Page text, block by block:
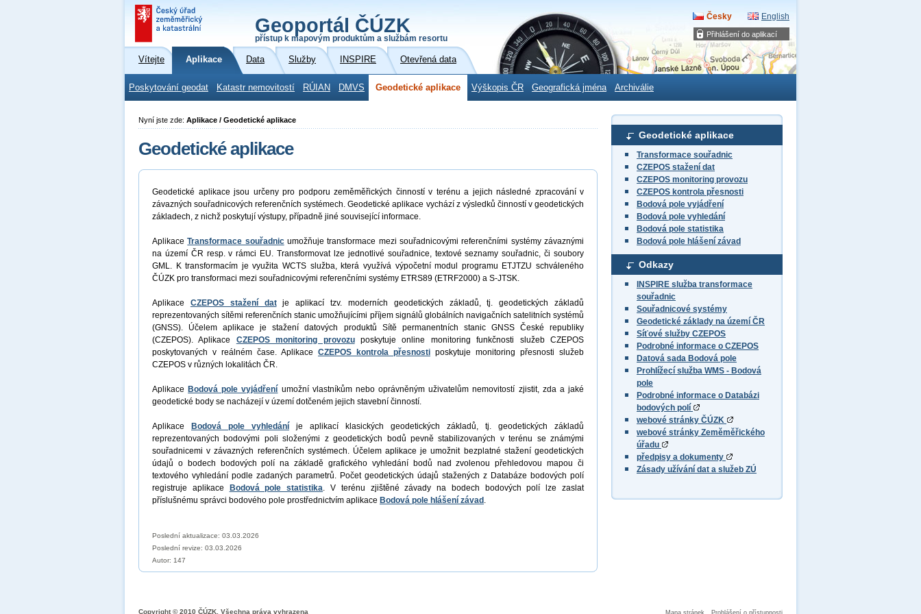
Přihlášení do aplikací
Geoportál ČÚZK
přístup k mapovým produktům a službám resortu
Česky English
Vítejte Aplikace Data Služby INSPIRE Otevřená data
Poskytování geodat Katastr nemovitostí RÚIAN DMVS Geodetické aplikace Výškopis ČR Geografická jména Archiválie
Geodetické aplikace
Transformace souřadnic
CZEPOS stažení dat
CZEPOS monitoring provozu
CZEPOS kontrola přesnosti
Bodová pole vyjádření
Bodová pole vyhledání
Bodová pole statistika
Bodová pole hlášení závad
Odkazy
INSPIRE služba transformace
souřadnic
Souřadnicové systémy
Geodetické základy na území ČR
Síťové služby CZEPOS
Podrobné informace o CZEPOS
Datová sada Bodová pole
Prohlížecí služba WMS - Bodová
pole
Podrobné informace o Databázi
bodových polí
webové stránky ČÚZK
webové stránky Zeměměřického
úřadu
předpisy a dokumenty
Zásady užívání dat a služeb ZÚ
Nyní jste zde: Aplikace / Geodetické aplikace
Geodetické aplikace
Geodetické aplikace jsou určeny pro podporu zeměměřických činností v terénu a jejich následné zpracování v
závazných souřadnicových referenčních systémech. Geodetické aplikace vychází z výsledků činností v geodetických
základech, z nichž poskytují výstupy, případně jiné související informace.
AplikaceTransformace souřadnicumožňuje transformace mezi souřadnicovými referenčními systémy závaznými
na území ČR resp. v rámci EU. Transformovat lze jednotlivé souřadnice, textové seznamy souřadnic, či soubory
GML. K transformacím je využita WCTS služba, která využívá výpočetní modul programu ETJTZU schváleného
ČÚZK pro transformaci mezi souřadnicovými referenčními systémy ETRS89 (ETRF2000) a S-JTSK.
Aplikace CZEPOS stažení datje aplikací tzv. moderních geodetických základů, tj. geodetických základů
reprezentovaných sítěmi referenčních stanic umožňujícími příjem signálů globálních navigačních satelitních systémů
(GNSS). Účelem aplikace je stažení datových produktů Sítě permanentních stanic GNSS České republiky
(CZEPOS). Aplikace CZEPOS monitoring provozuposkytuje online monitoring funkčnosti služeb CZEPOS
poskytovaných v reálném čase. Aplikace CZEPOS kontrola přesnosti poskytuje monitoring přesnosti služeb
CZEPOS v různých lokalitách ČR.
Aplikace Bodová pole vyjádření umožní vlastníkům nebo oprávněným uživatelům nemovitostí zjistit, zda a jaké
geodetické body se nacházejí v území dotčeném jejich stavební činností.
Aplikace Bodová pole vyhledání je aplikací klasických geodetických základů, tj. geodetických základů
reprezentovaných bodovými poli složenými z geodetických bodů pevně stabilizovaných v terénu se známými
souřadnicemi v závazných referenčních systémech. Účelem aplikace je umožnit bezplatné stažení geodetických
údajů o bodech bodových polí na základě grafického vyhledání bodů nad zvolenou přehledovou mapou či
textového vyhledání podle zadaných parametrů. Počet geodetických údajů stažených z Databáze bodových polí
registruje aplikace
Bodová pole statistika. V terénu zjištěné závady na bodech bodových polí lze zaslat
příslušnému správci bodového pole prostřednictvím aplikace Bodová pole hlášení závad .
Poslední aktualizace: 03.03.2026
Poslední revize: 03.03.2026
Autor: 147
Mapa stránek Prohlášení o přístupnosti
Copyright © 2010 ČÚZK, Všechna práva vyhrazena